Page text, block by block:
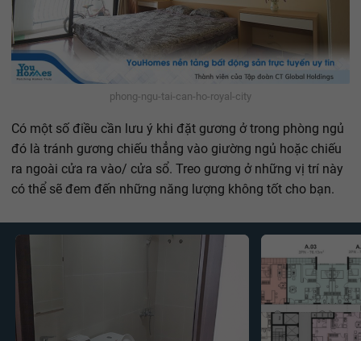
phong-ngu-tai-can-ho-royal-city
Có một số điều cần lưu ý khi đặt gương ở trong phòng ngủ
đó là tránh gương chiếu thẳng vào giường ngủ hoặc chiếu
ra ngoài cửa ra vào/ cửa sổ. Treo gương ở những vị trí này
có thể sẽ đem đến những năng lượng không tốt cho bạn.